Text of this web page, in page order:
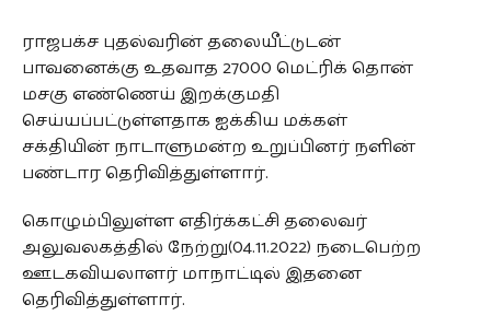
ராஜபக்ச புதல்வரின் தலையீட்டுடன்
பாவனைக்கு உதவாத 27000 மெட்ரிக் தொன்
மசகு எண்ணெய் இறக்குமதி
செய்யப்பட்டுள்ளதாக ஐக்கிய மக்கள்
சக்தியின் நாடாளுமன்ற உறுப்பினர் நளின்
பண்டார தெரிவித்துள்ளார்.
கொழும்பிலுள்ள எதிர்க்கட்சி தலைவர்
அலுவலகத்தில் நேற்று(04.11.2022) நடைபெற்ற
ஊடகவியலாளர் மாநாட்டில் இதனை
தெரிவித்துள்ளார்.